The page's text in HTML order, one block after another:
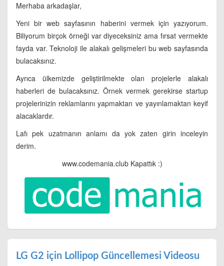
Merhaba arkadaşlar,
Yeni bir web sayfasının haberini vermek için yazıyorum.
Biliyorum birçok örneği var diyeceksiniz ama fırsat vermekte
fayda var. Teknoloji ile alakalı gelişmeleri bu web sayfasında
bulacaksınız.
Ayrıca ülkemizde geliştirilmekte olan projelerle alakalı
haberleri de bulacaksınız. Örnek vermek gerekirse startup
projelerinizin reklamlarını yapmaktan ve yayınlamaktan keyif
alacaklardır.
Lafı pek uzatmanın anlamı da yok zaten girin inceleyin
derim.
www.codemania.club Kapattık :)
LG G2 için Lollipop Güncellemesi Videosu